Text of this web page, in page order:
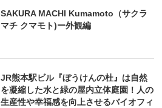
SAKURA MACHI Kumamoto（サクラ
マチ クマモト)ー外観編
JR熊本駅ビル『ぼうけんの杜』は自然
を凝縮した水と緑の屋内立体庭園！人の
生産性や幸福感を向上させるバイオフィ